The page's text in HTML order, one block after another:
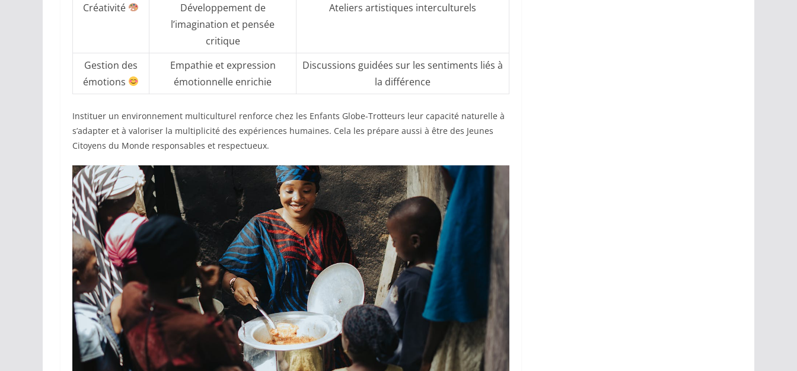
Créativité
Développement de
l’imagination et pensée
critique
Ateliers artistiques interculturels
Gestion des
émotions
Empathie et expression
émotionnelle enrichie
Discussions guidées sur les sentiments liés à
la différence
Instituer un environnement multiculturel renforce chez les Enfants Globe-Trotteurs leur capacité naturelle à
s’adapter et à valoriser la multiplicité des expériences humaines. Cela les prépare aussi à être des Jeunes
Citoyens du Monde responsables et respectueux.